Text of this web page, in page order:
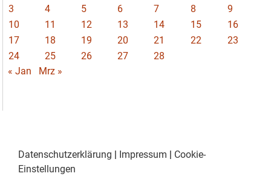
3
4 5 6 7 8
9
10
11 12 13 14 15
16
17
18 19 20 21 22
23
24
25 26 27
28
« Jan
Mrz »
Datenschutzerklärung | Impressum | Cookie-
Einstellungen